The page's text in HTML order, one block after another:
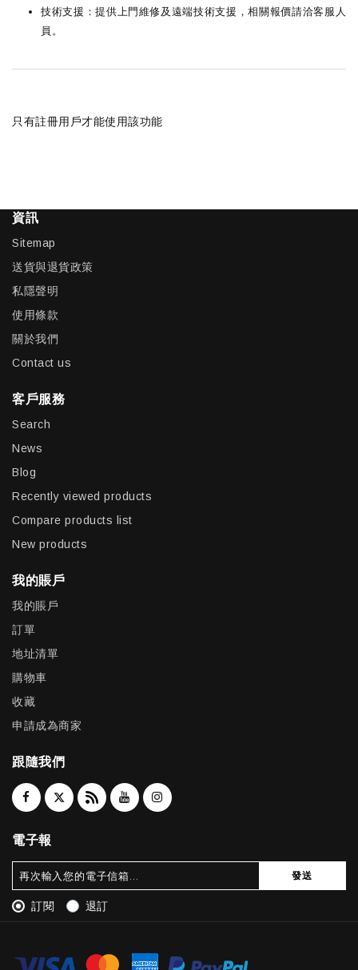
技術支援：提供上門維修及遠端技術支援，相關報價請洽客服人
員。
只有註冊用戶才能使用該功能
資訊
Sitemap
送貨與退貨政策
私隱聲明
使用條款
關於我們
Contact us
客戶服務
Search
News
Blog
Recently viewed products
Compare products list
New products
我的賬戶
我的賬戶
訂單
地址清單
購物車
收藏
申請成為商家
跟隨我們
電子報
發送
訂閱 退訂